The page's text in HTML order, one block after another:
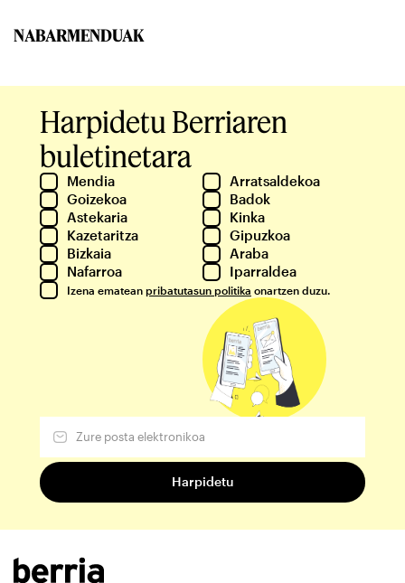
NABARMENDUAK
Harpidetu Berriaren
buletinetara
Mendia
Arratsaldekoa
Goizekoa
Badok
Astekaria
Kinka
Kazetaritza
Gipuzkoa
Bizkaia
Araba
Nafarroa
Iparraldea
Izena ematean pribatutasun politika onartzen duzu.